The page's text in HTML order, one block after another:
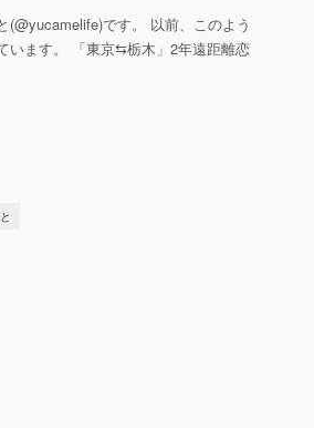
(@yucamelife)です。 以前、このよう
います。 「東京⇆栃木」2年遠距離恋